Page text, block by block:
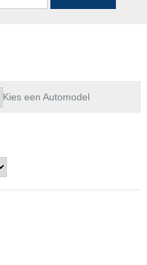
Kies een Automodel